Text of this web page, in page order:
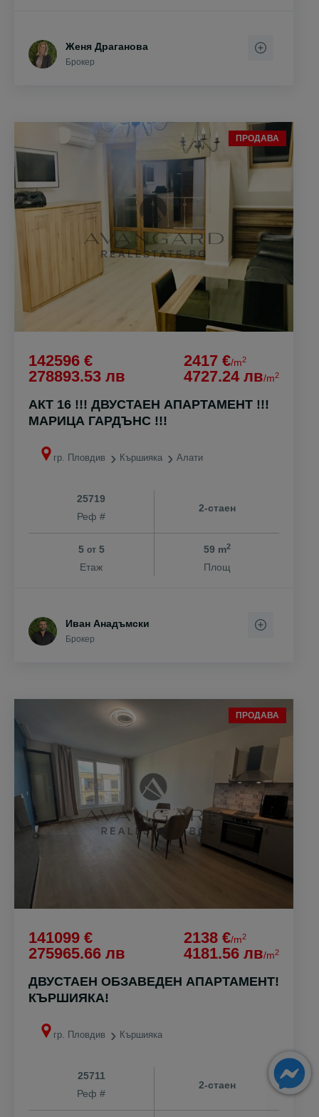
Женя Драганова
Брокер
ПРОДАВА
142596 €
278893.53 лв
2417 €/m2
4727.24 лв/m2
АКТ 16 !!! ДВУСТАЕН АПАРТАМЕНТ !!!
МАРИЦА ГАРДЪНС !!!
гр. Пловдив Кършияка Алати
25719
Реф #
2-стаен
5 от5
Етаж
59 m2
Площ
Иван Анадъмски
Брокер
ПРОДАВА
141099 €
275965.66 лв
2138 €/m2
4181.56 лв/m2
ДВУСТАЕН ОБЗАВЕДЕН АПАРТАМЕНТ!
КЪРШИЯКА!
гр. Пловдив Кършияка
25711
Реф #
2-стаен